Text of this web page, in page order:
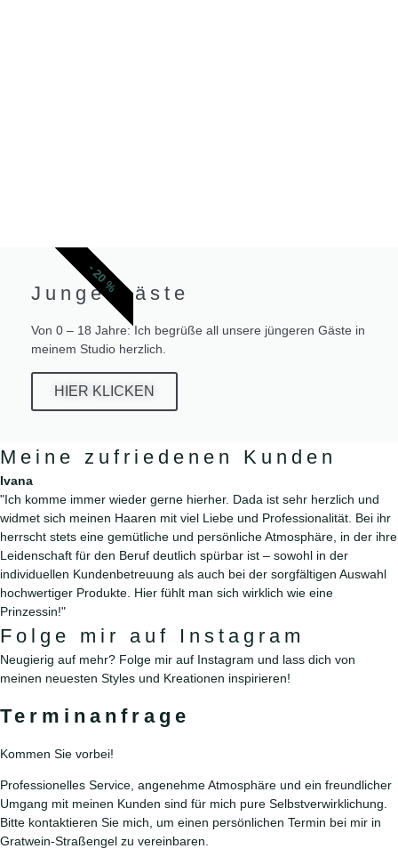
Junge Gäste
Von 0 – 18 Jahre: Ich begrüße all unsere jüngeren Gäste in
meinem Studio herzlich.
HIER KLICKEN
- 20 %
Meine Leistungen
Alle Leistungen und Angebote
übersichtlich für Sie zusammengestellt
ZUR PREISLISTE
Meine zufriedenen Kunden
Ivana
"Ich komme immer wieder gerne hierher. Dada ist sehr herzlich und
widmet sich meinen Haaren mit viel Liebe und Professionalität. Bei ihr
herrscht stets eine gemütliche und persönliche Atmosphäre, in der ihre
Leidenschaft für den Beruf deutlich spürbar ist – sowohl in der
individuellen Kundenbetreuung als auch bei der sorgfältigen Auswahl
hochwertiger Produkte. Hier fühlt man sich wirklich wie eine
Prinzessin!"
Folge mir auf Instagram
Neugierig auf mehr? Folge mir auf Instagram und lass dich von
meinen neuesten Styles und Kreationen inspirieren!
Terminanfrage
Kommen Sie vorbei!
Professionelles Service, angenehme Atmosphäre und ein freundlicher
Umgang mit meinen Kunden sind für mich pure Selbstverwirklichung.
Bitte kontaktieren Sie mich, um einen persönlichen Termin bei mir in
Gratwein-Straßengel zu vereinbaren.